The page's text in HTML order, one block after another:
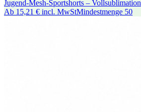
Jugend-Mesh-Sportshorts – Vollsublimation
Ab 15,21 € incl. MwStMindestmenge 50